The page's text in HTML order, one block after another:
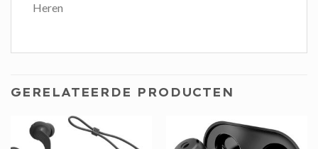
Heren
GERELATEERDE PRODUCTEN